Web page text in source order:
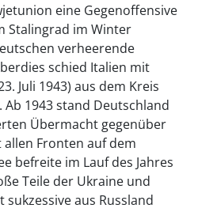
eine Gegenoffensive
Stalingrad im Winter
verheerende
schied Italien mit
Juli 1943) aus dem Kreis
1943 stand Deutschland
Übermacht gegenüber
Fronten auf dem
befreite im Lauf des Jahres
Teile der Ukraine und
aus Russland